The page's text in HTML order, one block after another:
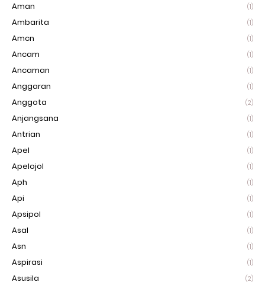
Aman (1)
Ambarita (1)
Amcn (1)
Ancam (1)
Ancaman (1)
Anggaran (1)
Anggota (2)
Anjangsana (1)
Antrian (1)
Apel (1)
Apelojol (1)
Aph (1)
Api (1)
Apsipol (1)
Asal (1)
Asn (1)
Aspirasi (1)
Asusila (2)